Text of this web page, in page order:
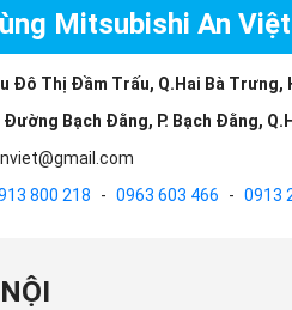
Mitsubishi An
Đô Thị Đầm Trấu, Q.Hai Bà Trưng,
Đường Bạch Đằng, P. Bạch Đằng,
800 218 - 0963 603 466 - 0913